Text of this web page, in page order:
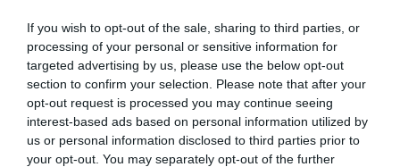
If you wish to opt-out of the sale, sharing to third parties, or
processing of your personal or sensitive information for
targeted advertising by us, please use the below opt-out
section to confirm your selection. Please note that after your
opt-out request is processed you may continue seeing
interest-based ads based on personal information utilized by
us or personal information disclosed to third parties prior to
your opt-out. You may separately opt-out of the further
να επισκεφθεί τα σημεία τα οποία παρουσιάζουν
υψομετρική διαφορά, βάσει του βαθομετρικού χάρτη.